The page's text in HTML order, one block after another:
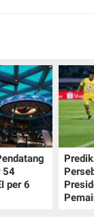
54
per 6